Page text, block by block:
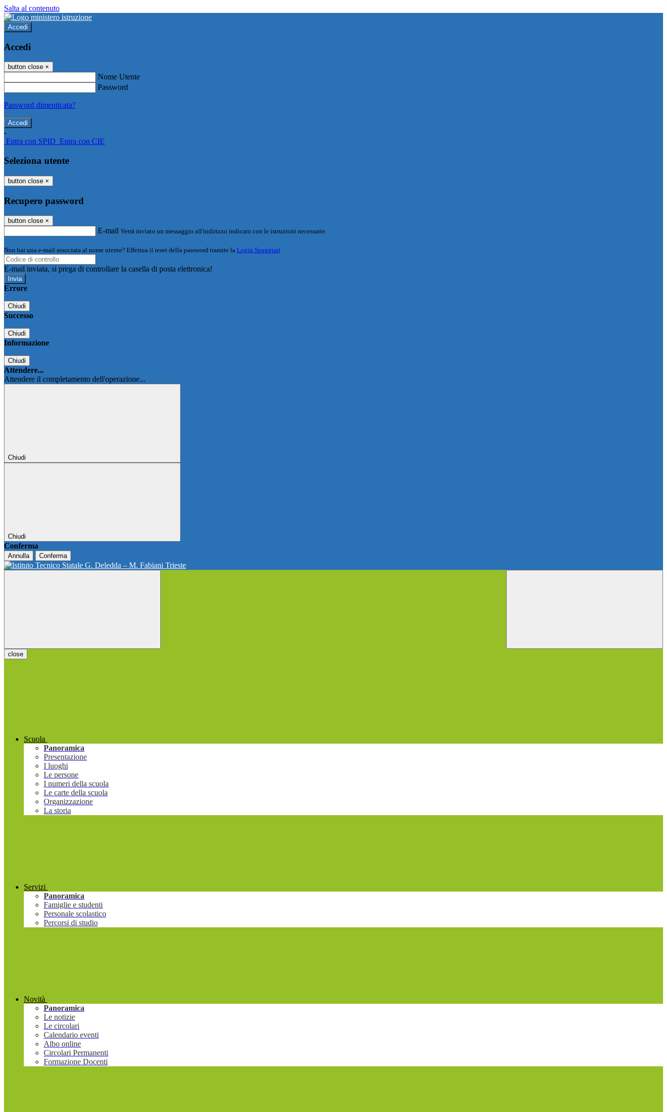
Salta al contenuto
Accedi
Accedi
button close ×
Nome Utente
Password
Password dimenticata?
-
Entra con SPID Entra con CIE
Seleziona utente
button close ×
Recupero password
button close ×
E-mail Verrà inviato un messaggio all'indirizzo indicato con le istruzioni necessarie.
Non hai una e-mail associata al nome utente? Effettua il reset della password tramite la Login Spaggiari
E-mail inviata, si prega di controllare la casella di posta elettronica!
Errore
Chiudi
Successo
Chiudi
Informazione
Chiudi
Attendere...
Attendere il completamento dell'operazione...
Chiudi
Chiudi
Conferma
Annulla Conferma
close
Scuola
Panoramica
Presentazione
I luoghi
Le persone
I numeri della scuola
Le carte della scuola
Organizzazione
La storia
Servizi
Panoramica
Famiglie e studenti
Personale scolastico
Percorsi di studio
Novità
Panoramica
Le notizie
Le circolari
Calendario eventi
Albo online
Circolari Permanenti
Formazione Docenti